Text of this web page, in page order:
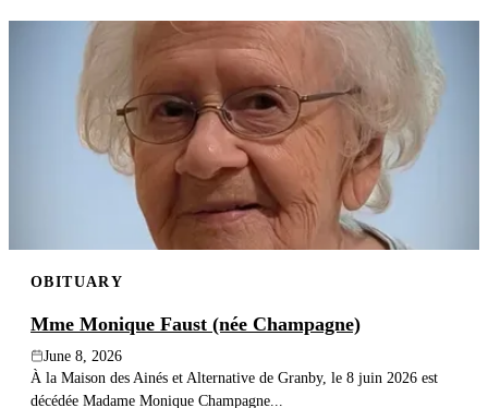
OBITUARY
Mme Monique Faust (née Champagne)
June 8, 2026
À la Maison des Ainés et Alternative de Granby, le 8 juin 2026 est
décédée Madame Monique Champagne...